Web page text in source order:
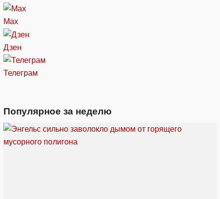
Max
Дзен
Телеграм
Популярное за неделю